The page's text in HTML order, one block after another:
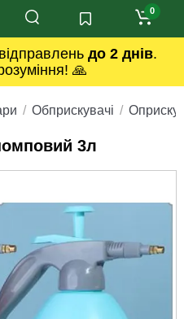
до 2 днів.
🙏
0
Обприскувачі
3л